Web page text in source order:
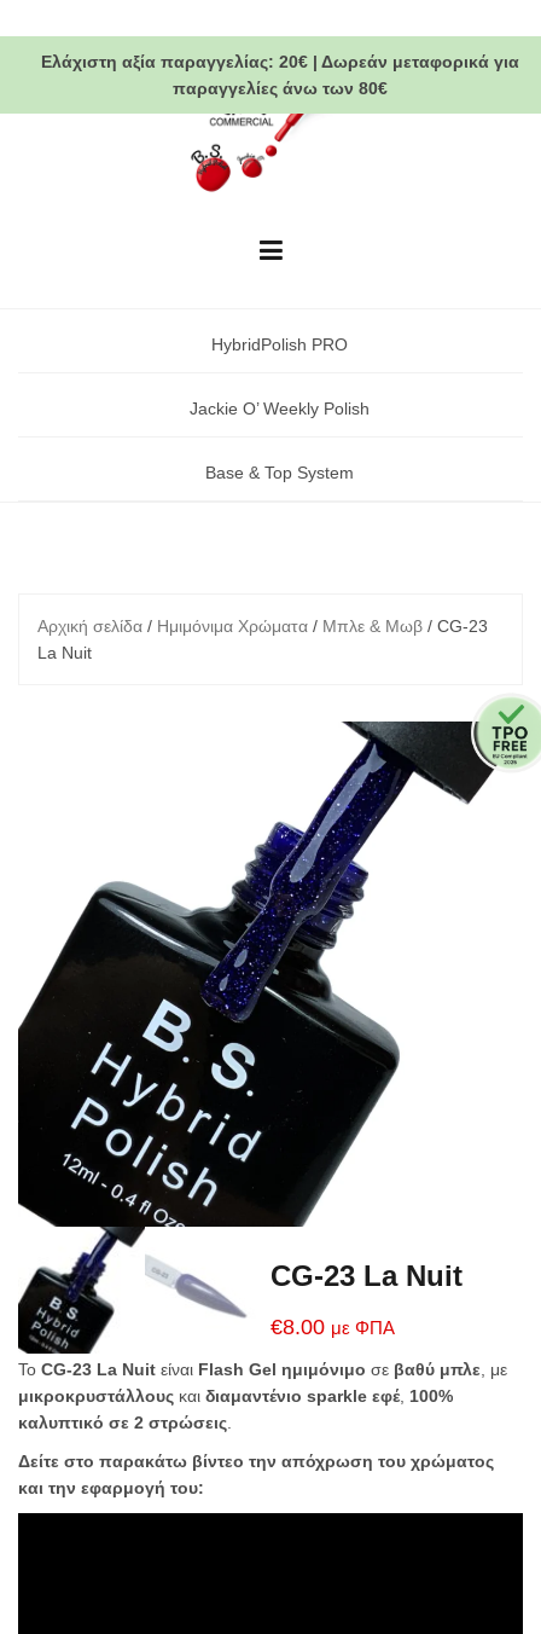
to
contentΕλάχιστη αξία παραγγελίας: 20€| Δωρεάν μεταφορικάγια
παραγγελίες άνω των 80€
HybridPolish PRO
Jackie O’ Weekly Polish
Base & Top System
Αρχική σελίδα / Ημιμόνιμα Χρώματα / Μπλε & Μωβ / CG-23
La Nuit
CG-23 La Nuit
€8.00 με ΦΠΑ
Το CG-23 La Nuit είναι Flash Gel ημιμόνιμο σε βαθύ μπλε , με
μικροκρυστάλλους και διαμαντένιο sparkle εφέ 100%
καλυπτικό σε 2 στρώσεις
Δείτε στο παρακάτω βίντεο την απόχρωση του χρώματος
και την εφαρμογή του: